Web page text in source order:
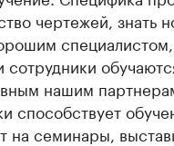
чертежей, знать
сотрудники
нашим
способствует
на семинары,